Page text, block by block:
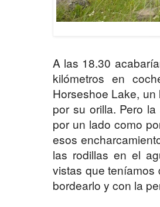
A las 18.30
kilómetros en
Horseshoe Lake,
por su orilla. Pero
por un lado como
esos
las rodillas en el
vistas que teníamos
bordearlo y con la